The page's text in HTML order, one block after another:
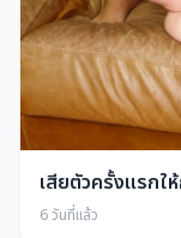
เสียตัวครั้งแรก
6 วันที่แล้ว